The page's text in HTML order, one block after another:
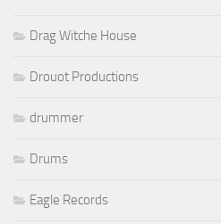
Drag Witche House
Drouot Productions
drummer
Drums
Eagle Records